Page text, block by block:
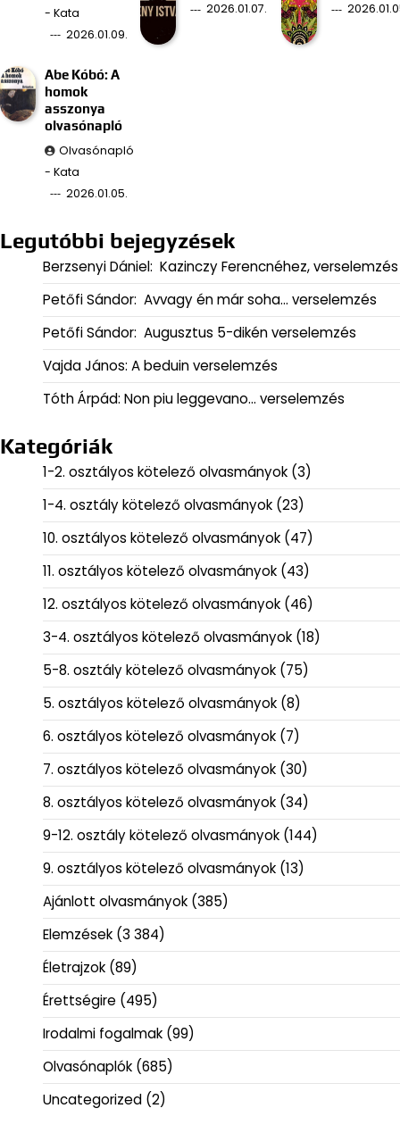
- Kata
2026.01.09.
2026.01.07.
Abe Kóbó: A
homok
asszonya
olvasónapló
Olvasónapló
- Kata
2026.01.05.
Legutóbbi bejegyzések
Berzsenyi Dániel: Kazinczy Ferencnéhez, verselemzés
Petőfi Sándor: Avvagy én már soha… verselemzés
Petőfi Sándor: Augusztus 5-dikén verselemzés
Vajda János: A beduin verselemzés
Tóth Árpád: Non piu leggevano… verselemzés
Kategóriák
1-2. osztályos kötelező olvasmányok (3)
1-4. osztály kötelező olvasmányok (23)
10. osztályos kötelező olvasmányok (47)
11. osztályos kötelező olvasmányok (43)
12. osztályos kötelező olvasmányok (46)
3-4. osztályos kötelező olvasmányok (18)
5-8. osztály kötelező olvasmányok (75)
5. osztályos kötelező olvasmányok (8)
6. osztályos kötelező olvasmányok (7)
7. osztályos kötelező olvasmányok (30)
8. osztályos kötelező olvasmányok (34)
9-12. osztály kötelező olvasmányok (144)
9. osztályos kötelező olvasmányok (13)
Ajánlott olvasmányok (385)
Elemzések (3 384)
Életrajzok (89)
Érettségire (495)
Irodalmi fogalmak (99)
Olvasónaplók (685)
Uncategorized (2)